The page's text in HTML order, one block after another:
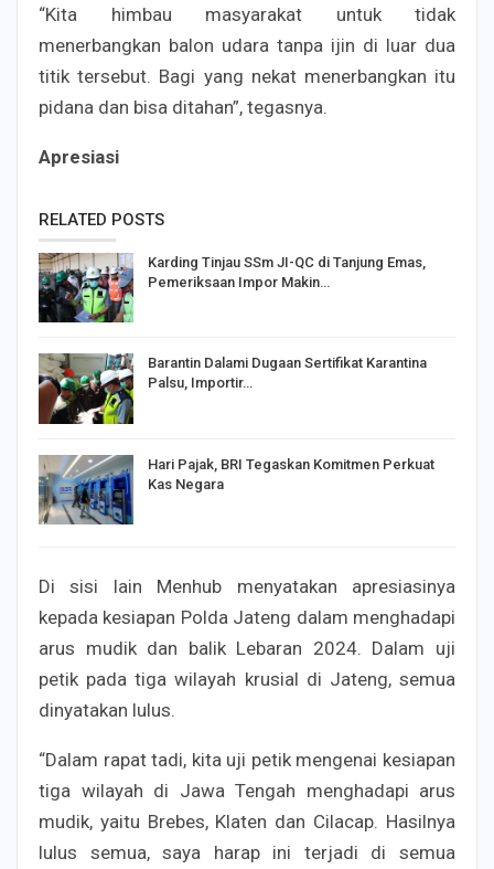
“Kita himbau masyarakat untuk tidak
menerbangkan balon udara tanpa ijin di luar dua
titik tersebut. Bagi yang nekat menerbangkan itu
pidana dan bisa ditahan”, tegasnya.
Apresiasi
RELATED POSTS
Karding Tinjau SSm JI-QC di Tanjung Emas,
Pemeriksaan Impor Makin…
Barantin Dalami Dugaan Sertifikat Karantina
Palsu, Importir…
Hari Pajak, BRI Tegaskan Komitmen Perkuat
Kas Negara
Di sisi lain Menhub menyatakan apresiasinya
kepada kesiapan Polda Jateng dalam menghadapi
arus mudik dan balik Lebaran 2024. Dalam uji
petik pada tiga wilayah krusial di Jateng, semua
dinyatakan lulus.
“Dalam rapat tadi, kita uji petik mengenai kesiapan
tiga wilayah di Jawa Tengah menghadapi arus
mudik, yaitu Brebes, Klaten dan Cilacap. Hasilnya
lulus semua, saya harap ini terjadi di semua